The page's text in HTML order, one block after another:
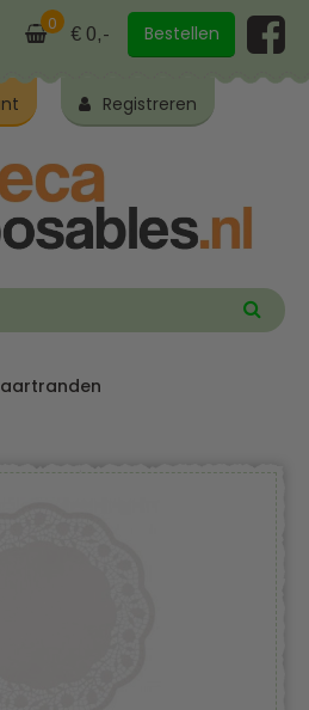
0 € 0,- Bestellen
Registreren